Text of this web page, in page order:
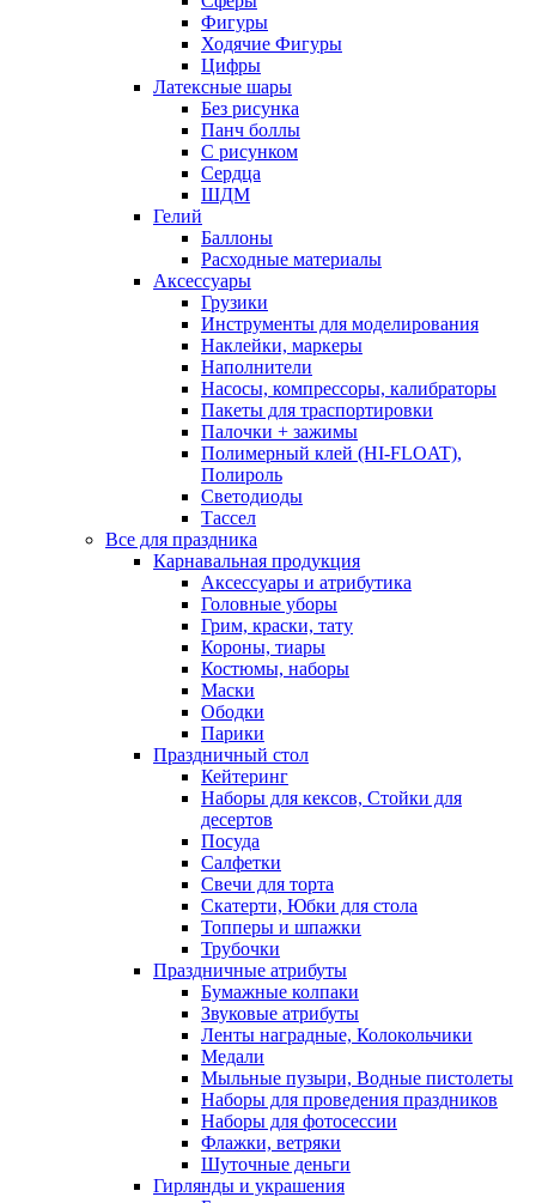
Фигуры
Ходячие Фигуры
Цифры
Латексные шары
Без рисунка
Панч боллы
С рисунком
Сердца
ШДМ
Гелий
Баллоны
Расходные материалы
Аксессуары
Грузики
Инструменты для моделирования
Наклейки, маркеры
Наполнители
Насосы, компрессоры, калибраторы
Пакеты для траспортировки
Палочки + зажимы
Полимерный клей (HI-FLOAT),
Полироль
Светодиоды
Тассел
Все для праздника
Карнавальная продукция
Аксессуары и атрибутика
Головные уборы
Грим, краски, тату
Короны, тиары
Костюмы, наборы
Маски
Ободки
Парики
Праздничный стол
Кейтеринг
Наборы для кексов, Стойки для
десертов
Посуда
Салфетки
Свечи для торта
Скатерти, Юбки для стола
Топперы и шпажки
Трубочки
Праздничные атрибуты
Бумажные колпаки
Звуковые атрибуты
Ленты наградные, Колокольчики
Медали
Мыльные пузыри, Водные пистолеты
Наборы для проведения праздников
Наборы для фотосессии
Флажки, ветряки
Шуточные деньги
Гирлянды и украшения